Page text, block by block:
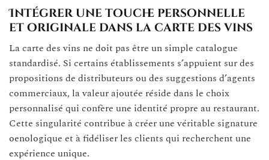
Intégrer une touche personnelle
et originale dans la carte des vins
La carte des vins ne doit pas être un simple catalogue
standardisé. Si certains établissements s’appuient sur des
propositions de distributeurs ou des suggestions d’agents
commerciaux, la valeur ajoutée réside dans le choix
personnalisé qui confère une identité propre au restaurant.
Cette singularité contribue à créer une véritable signature
oenologique et à fidéliser les clients qui recherchent une
expérience unique.